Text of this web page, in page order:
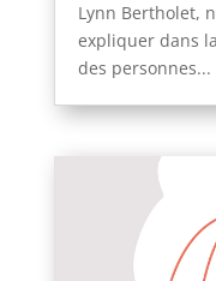
Lynn Bertholet,
expliquer dans
des personnes...